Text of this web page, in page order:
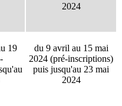
2024
19
du 9 avril au 15 mai
2024 (pré-inscriptions)
puis jusqu'au 23 mai
2024